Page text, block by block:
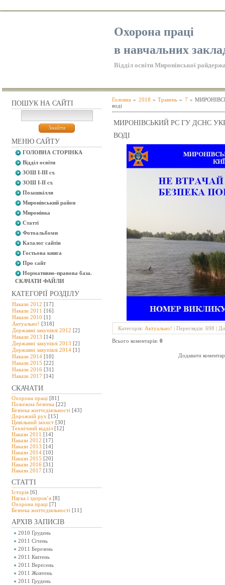
Охорона праці
в навчальних
Відділ освіти Миронівської
ПОШУК НА САЙТІ
МЕНЮ САЙТУ
ГОЛОВНА СТОРІНКА
Відділ освіти
ЗОШ І-ІІІ ст.
ЗОШ І-ІІ ст.
Позашкілля
Миронівський район
Миронівка
Статті
Фотоальбоми
Каталог сайтів
Гостьова книга
Про сайт
Нормативно-правова база.
СКАЧАТИ ФАЙЛИ
КАТЕГОРІЇ РОЗДІЛУ
Накази 2012 [17]
Накази 2011 [16]
Накази 2010 [1]
Актуально! [318]
Державні закупівлі 2012 [2]
Накази 2013 [14]
Державні закупівлі 2013 [2]
Державні закупівлі 2014 [1]
Накази 2014 [10]
Накази 2015 [22]
Накази 2016 [31]
Накази 2017 [14]
СКАЧАТИ
Охорона праці [81]
Пожежна безпека [22]
Безпека життєдіяльності [43]
Дорожній рух [15]
Цивільний захист [30]
Технічний відділ [12]
Накази 2011 [14]
Накази 2012 [17]
Накази 2013 [14]
Накази 2014 [10]
Накази 2015 [20]
Накази 2016 [31]
Накази 2017 [13]
СТАТТІ
Історія [6]
Наука і здоров’я [8]
Охорона праці [7]
Безпeка життєдіяльності [11]
АРХІВ ЗАПИСІВ
2010 Грудень
2011 Січень
2011 Березень
2011 Квітень
2011 Вересень
2011 Жовтень
2011 Грудень
Головна » 2018 » Травень » 7»
воді
МИРОНІВСЬКИЙ РС ГУ ДСНС
ВОДІ
Категорія: Актуально! | Переглядів: 698 |
Всього коментарів: 0
Додавати